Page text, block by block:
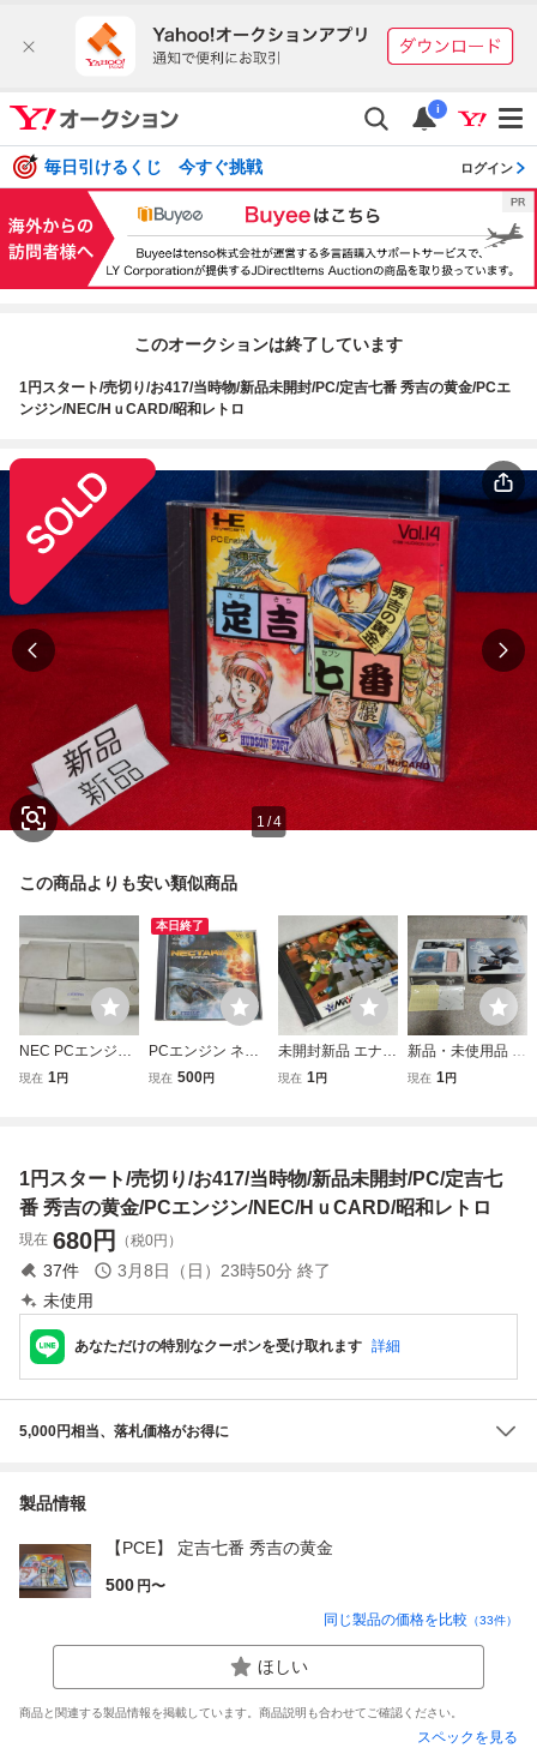
i
毎日引けるくじ 今すぐ挑戦 ログイン
このオークションは終了しています
1円スタート/売切り/お417/当時物/新品未開封/PC/定吉七番 秀吉の黄金/PCエ
ンジン/NEC/HｕCARD/昭和レトロ
1/4
この商品よりも安い類似商品
NEC PCエンジン
Duo-R PI-TG10 本
Engine
現在 1円
本日終了
PCエンジン ネク
タリス NECTARIS
現在 500円
未開封新品 エナジ
ー PCエンジン メ
現在 1円
新品・未使用品 P
Cエンジン コアグ
現在 1円
1円スタート/売切り/お417/当時物/新品未開封/PC/定吉七
番 秀吉の黄金/PCエンジン/NEC/HｕCARD/昭和レトロ
現在 680円 （税0円）
37件 3月8日（日）23時50分 終了
未使用
あなただけの特別なクーポンを受け取れます 詳細
5,000円相当、落札価格がお得に
製品情報
【PCE】 定吉七番 秀吉の黄金
500 円〜
同じ製品の価格を比較 （33件）
ほしい
商品と関連する製品情報を掲載しています。商品説明も合わせてご確認ください。
スペックを見る